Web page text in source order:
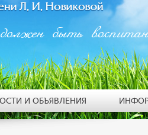
быть
И ОБЪЯВЛЕНИЯ